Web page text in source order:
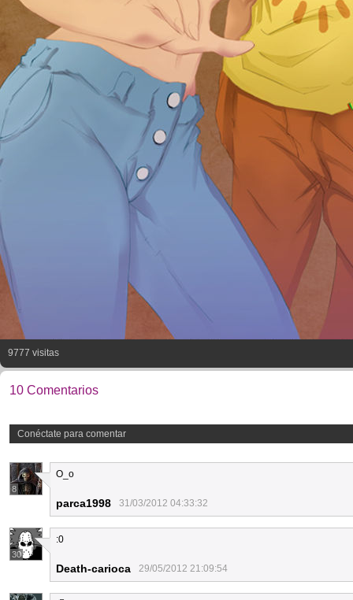
9777 visitas
10 Comentarios
Conéctate para comentar
8
O_o
parca1998 31/03/2012 04:33:32
30
:0
Death-carioca 29/05/2012 21:09:54